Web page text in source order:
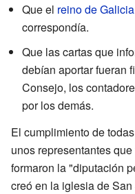
Que el reino de Galicia
correspondía.
Que las cartas que
debían aportar fueran
Consejo, los
por los demás.
El cumplimiento de
unos representantes
formaron la "diputación
creó en la iglesia de